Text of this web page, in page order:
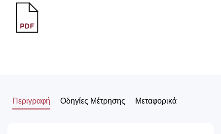
Περιγραφή Οδηγίες Μέτρησης Μεταφορικά